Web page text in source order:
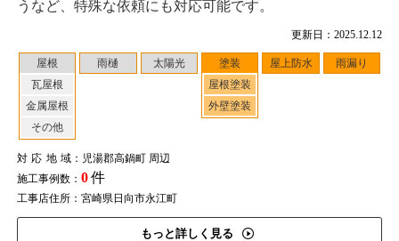
更新日：2025.12.12
屋根
瓦屋根
金属屋根
その他
雨樋 太陽光
塗装
屋根塗装
外壁塗装
屋上防水 雨漏り
対応地域：児湯郡高鍋町 周辺
施工事例数： 0件
工事店住所：宮崎県日向市永江町
もっと詳しく見る
うなど、特殊な依頼にも対応可能です。